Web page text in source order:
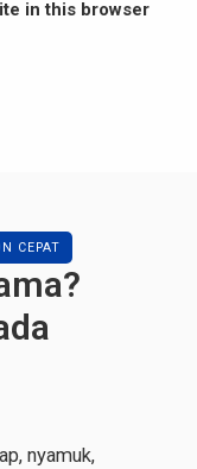
in this browser
CEPAT
nyamuk,